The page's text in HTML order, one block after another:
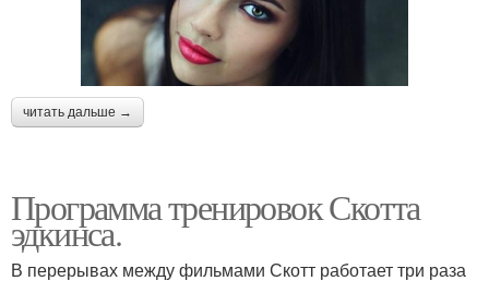
читать дальше →
Программа тренировок Скотта
эдкинса.
В перерывах между фильмами Скотт работает три раза